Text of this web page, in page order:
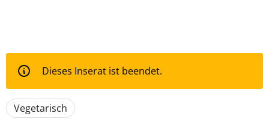
Dieses Inserat ist beendet.
Vegetarisch